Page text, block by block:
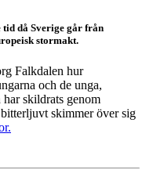
tid då Sverige går från
stormakt.
Falkdalen hur
och de unga,
skildrats genom
skimmer över sig